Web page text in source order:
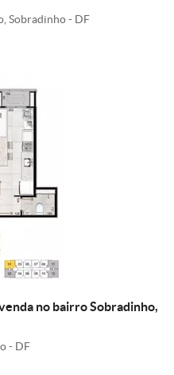
Sobradinho - DF
no bairro Sobradinho,
- DF